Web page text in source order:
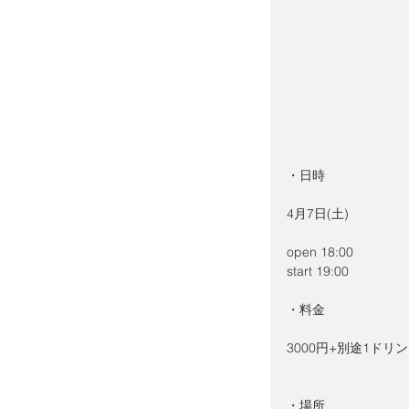
・日時
4月7日(土)
open 18:00
start 19:00
・料金
3000円+別途1ドリ
・場所